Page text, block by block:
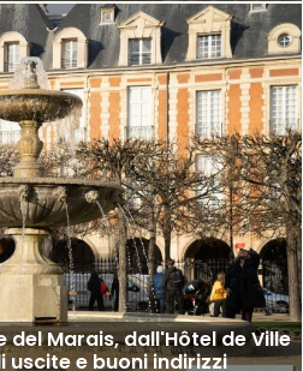
Marais, dall'Hôtel de Ville
uscite e buoni indirizzi